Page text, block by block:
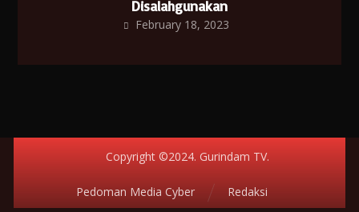
Disalahgunakan
February 18, 2023
Copyright ©2024. Gurindam TV.
Redaksi
Pedoman Media Cyber